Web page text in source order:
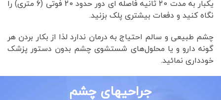
یکبار به مدت 20 ثانیه فاصله ای دور حدود 20 فوتی (6 متری) را
نگاه کنید و دفعات بیشتری پلک بزنید.
چشم طبیعی و سالم احتیاج به درمان ندارد لذا از بکار بردن هر
گونه دارو و یا محلول‌های شستشوی چشم بدون دستور پزشک
خودداری نمائید.
جراحیهای چشم